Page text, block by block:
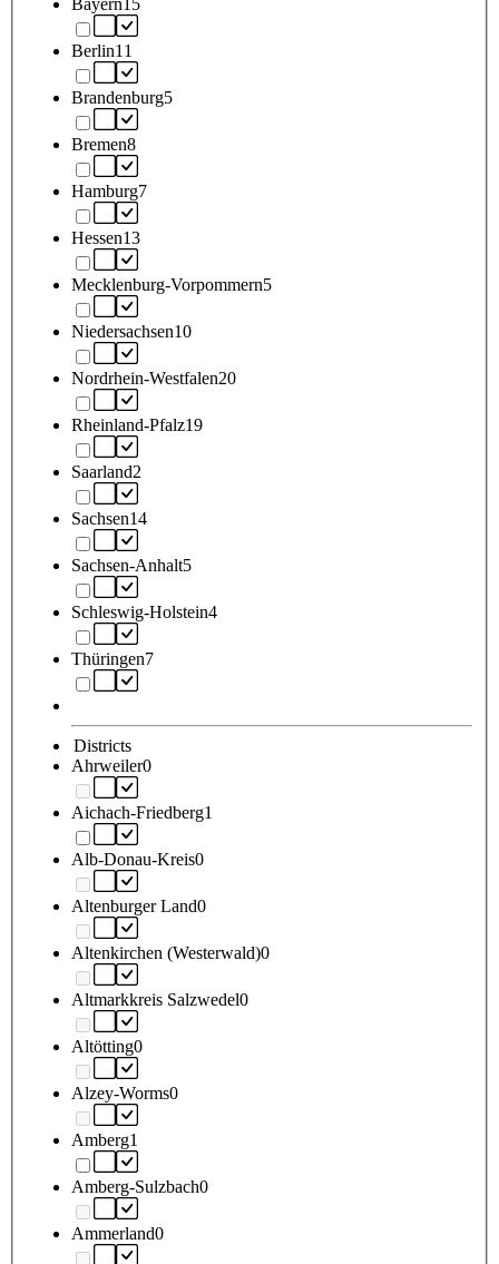
Berlin11
Brandenburg5
Bremen8
Hamburg7
Hessen13
Mecklenburg-Vorpommern5
Niedersachsen10
Nordrhein-Westfalen20
Rheinland-Pfalz19
Saarland2
Sachsen14
Sachsen-Anhalt5
Schleswig-Holstein4
Thüringen7
Districts
Ahrweiler0
Aichach-Friedberg1
Alb-Donau-Kreis0
Altenburger Land0
Altenkirchen (Westerwald)0
Altmarkkreis Salzwedel0
Altötting0
Alzey-Worms0
Amberg1
Amberg-Sulzbach0
Ammerland0